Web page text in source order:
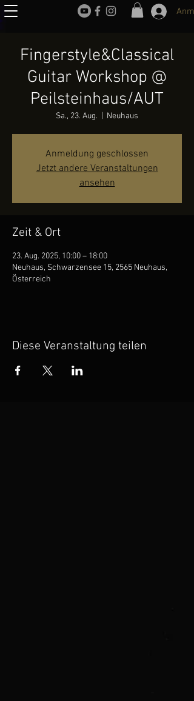
Fingerstyle&Classical
Guitar Workshop @
Peilsteinhaus/AUT
Sa., 23. Aug. Neuhaus
Anmeldung geschlossen
Jetzt andere Veranstaltungen
ansehen
Zeit & Ort
23. Aug. 2025, 10:00 – 18:00
Neuhaus, Schwarzensee 15, 2565 Neuhaus,
Österreich
Diese Veranstaltung teilen